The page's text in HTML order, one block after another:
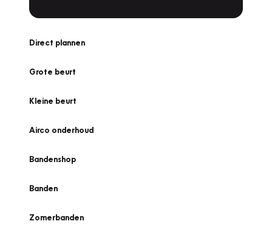
Direct plannen
Grote beurt
Kleine beurt
Airco onderhoud
Bandenshop
Banden
Zomerbanden